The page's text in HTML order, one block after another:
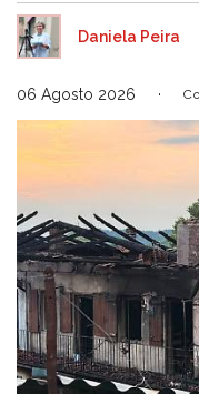
Daniela Peira
06 Agosto 2026